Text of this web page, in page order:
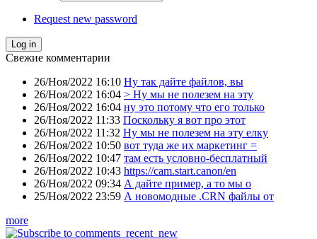
Request new password
Свежие комментарии
26/Ноя/2022 16:10 Ну так дайте файлов, вы
26/Ноя/2022 16:04 > Ну мы не полезем на эту
26/Ноя/2022 16:04 ну это потому что его только
26/Ноя/2022 11:33 Поскольку я вот про этот
26/Ноя/2022 11:32 Ну мы не полезем на эту елку
26/Ноя/2022 10:50 вот туда же их маркетинг =
26/Ноя/2022 10:47 там есть условно-бесплатный
26/Ноя/2022 10:43 https://cam.start.canon/en
26/Ноя/2022 09:34 А дайте пример, а то мы о
25/Ноя/2022 23:59 А новомодные .CRN файлы от
more